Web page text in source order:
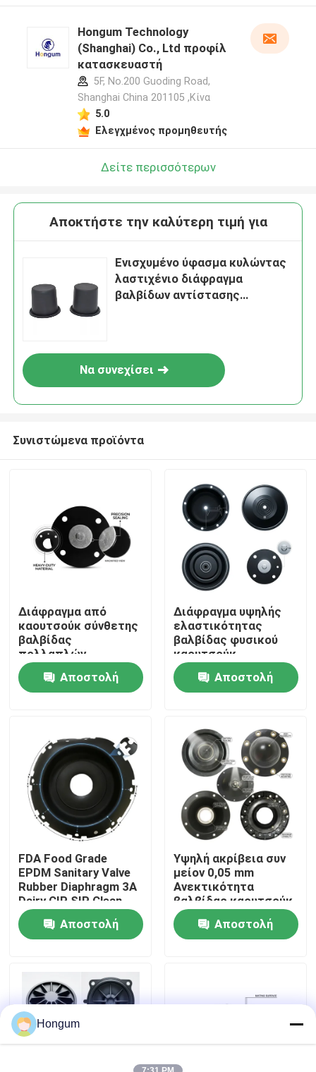
Σπίτι
Σχετικά με εμάς
περιοδεία στο εργοστάσιο
Έλεγχος ποιότητας
Ειδήσεις
Υποθέσεις
Ζητήστε μια προσφορά
Λαστιχένιες σφραγίδες διαφραγμάτων
Λαστιχένιο διάφραγμα βαλβίδων
Hongum Technology
(Shanghai) Co., Ltd προφίλ
κατασκευαστή
5F, No.200 Guoding Road,
Shanghai China 201105 ,Κίνα
5.0
Ελεγχμένος προμηθευτής
Δείτε περισσότερων
Αποκτήστε την καλύτερη τιμή για
Ενισχυμένο ύφασμα κυλώντας
λαστιχένιο διάφραγμα
βαλβίδων αντίστασης
Να συνεχίσει
Συνιστώμενα προϊόντα
Διάφραγμα από
καουτσούκ σύνθετης
βαλβίδας
πολλαπλών
στρώσεων EPDM
PTFE
Πολυστρωματικό
Αποστολή
Διάφραγμα υψηλής
ελαστικότητας
βαλβίδας φυσικού
καουτσούκ
σκληρυμένο με θείο
55 Shore A Pneumatic
Actuator OEM
Αποστολή
FDA Food Grade
EPDM Sanitary Valve
Rubber Diaphragm 3A
Dairy CIP SIP Clean
Steam Compatible
Αποστολή
Υψηλή ακρίβεια συν
μείον 0,05 mm
Ανεκτικότητα
βαλβίδας καουτσούκ
διάφραγμα
μετρούμενο με
λέιζερ ένεση
Αποστολή
Hongum